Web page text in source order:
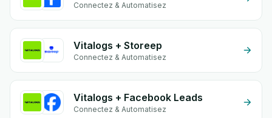
Connectez & Automatisez
Vitalogs + Storeep
Connectez & Automatisez
Vitalogs + Facebook Leads
Connectez & Automatisez